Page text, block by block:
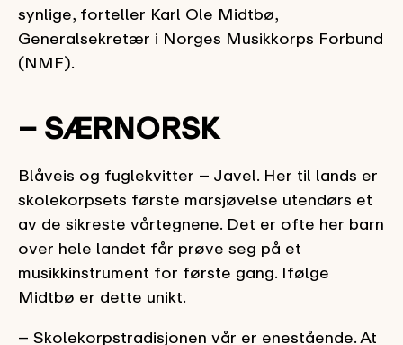
synlige, forteller Karl Ole Midtbø,
Generalsekretær i Norges Musikkorps Forbund
(NMF).
– SÆRNORSK
Blåveis og fuglekvitter – Javel. Her til lands er
skolekorpsets første marsjøvelse utendørs et
av de sikreste vårtegnene. Det er ofte her barn
over hele landet får prøve seg på et
musikkinstrument for første gang. Ifølge
Midtbø er dette unikt.
– Skolekorpstradisjonen vår er enestående. At